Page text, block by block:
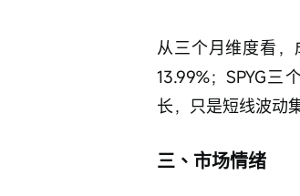
从三个月维度看
13.99%；SPYG
长，只是短线波动
三、市场情绪